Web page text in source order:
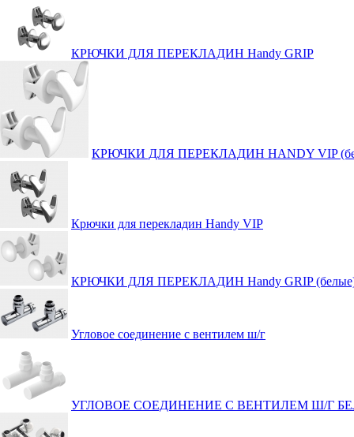
КРЮЧКИ ДЛЯ ПЕРЕКЛАДИН Handy GRIP
КРЮЧКИ ДЛЯ ПЕРЕКЛАДИН HANDY VIP
Крючки для перекладин Handy VIP
КРЮЧКИ ДЛЯ ПЕРЕКЛАДИН Handy GRIP
Угловое соединение с вентилем ш/г
УГЛОВОЕ СОЕДИНЕНИЕ С ВЕНТИЛЕМ Ш/Г